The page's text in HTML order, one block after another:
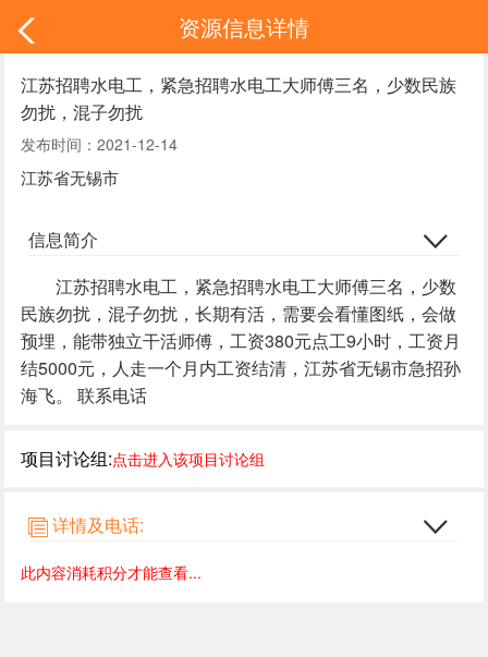
资源信息详情
江苏招聘水电工，紧急招聘水电工大师傅三名，少数民族
勿扰，混子勿扰
发布时间：2021-12-14
江苏省无锡市
信息简介
江苏招聘水电工，紧急招聘水电工大师傅三名，少数
民族勿扰，混子勿扰，长期有活，需要会看懂图纸，会做
预埋，能带独立干活师傅，工资380元点工9小时，工资月
结5000元，人走一个月内工资结清，江苏省无锡市急招孙
海飞。 联系电话
项目讨论组:点击进入该项目讨论组
详情及电话:
此内容消耗积分才能查看...